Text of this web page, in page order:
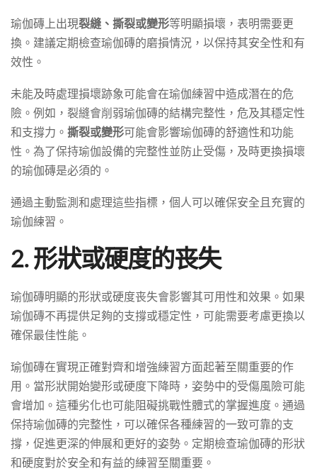
瑜伽磚上出現裂縫、撕裂或變形等明顯損壞，表明需要更
換。建議定期檢查瑜伽磚的磨損情況，以保持其安全性和有
效性。
未能及時處理損壞跡象可能會在瑜伽練習中造成潛在的危
險。例如，裂縫會削弱瑜伽磚的結構完整性，危及其穩定性
和支撐力。 撕裂或變形可能會影響瑜伽磚的舒適性和功能
性。為了保持瑜伽設備的完整性並防止受傷，及時更換損壞
的瑜伽磚是必須的。
通過主動監測和處理這些指標，個人可以確保安全且充實的
瑜伽練習。
2. 形狀或硬度的丧失
瑜伽磚明顯的形狀或硬度丧失會影響其可用性和效果。如果
瑜伽磚不再提供足夠的支撐或穩定性，可能需要考慮更換以
確保最佳性能。
瑜伽磚在實現正確對齊和增強練習方面起著至關重要的作
用。當形狀開始變形或硬度下降時，姿勢中的受傷風險可能
會增加。這種劣化也可能阻礙挑戰性體式的掌握進度。通過
保持瑜伽磚的完整性，可以確保各種練習的一致可靠的支
撐，促進更深的伸展和更好的姿勢。定期檢查瑜伽磚的形狀
和硬度對於安全和有益的練習至關重要。